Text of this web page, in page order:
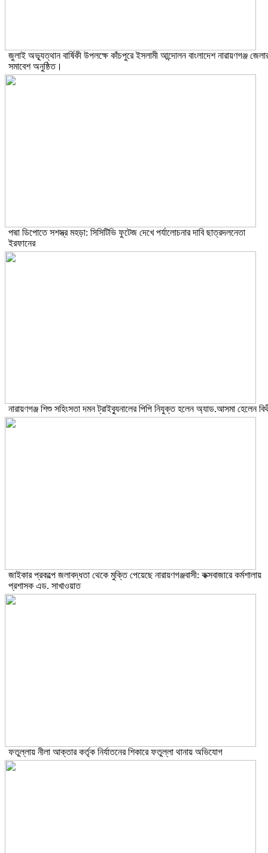
জুলাই অভ্যূত্থান বার্ষিকী উপলক্ষে কাঁচপুরে ইসলামী আন্দোলন বাংলাদেশ নারায়ণগঞ্জ
সমাবেশ অনুষ্ঠিত।
পদ্মা ডিপোতে সশস্ত্র মহড়া: সিসিটিভি ফুটেজ দেখে পর্যালোচনার দাবি ছাত্রদলনেতা
ইরফানের
নারায়ণগঞ্জ শিশু সহিংসতা দমন ট্রাইব্যুনালের পিপি নিযুক্ত হলেন অ্যাড.আসমা হেলেন
জাইকার প্রকল্পে জলাবদ্ধতা থেকে মুক্তি পেয়েছে নারায়ণগঞ্জবাসী: কক্সবাজারে কর্মশালায়
প্রশাসক এড. সাখাওয়াত
ফতুল্লায় নীলা আক্তার কর্তৃক নির্যাতনের শিকারে ফতুল্লা থানায় অভিযোগ